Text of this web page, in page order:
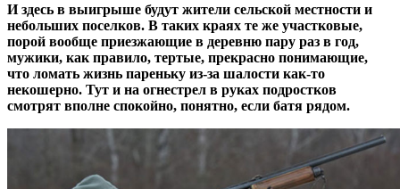
И здесь в выигрыше будут жители сельской местности и
небольших поселков. В таких краях те же участковые,
порой вообще приезжающие в деревню пару раз в год,
мужики, как правило, тертые, прекрасно понимающие,
что ломать жизнь пареньку из-за шалости как-то
некошерно. Тут и на огнестрел в руках подростков
смотрят вполне спокойно, понятно, если батя рядом.